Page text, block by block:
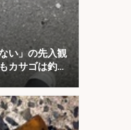
い」の先入観
カサゴは釣れ